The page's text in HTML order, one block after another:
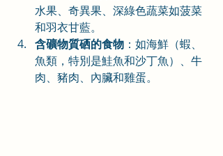
水果、奇異果、深綠色蔬菜如菠菜
和羽衣甘藍。
含礦物質硒的食物 ：如海鮮（蝦、
魚類，特別是鮭魚和沙丁魚）、牛
肉、豬肉、內臟和雞蛋。